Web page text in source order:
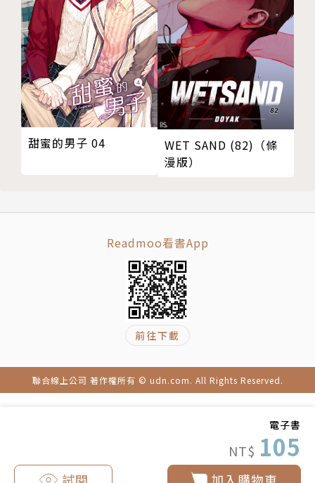
電子書
NT$ 105
甜蜜的男子 04
WET SAND (82)（條
漫版）
Readmoo看書App
前往下載
聯合線上公司 著作權所有 © udn.com. All Rights Reserved.